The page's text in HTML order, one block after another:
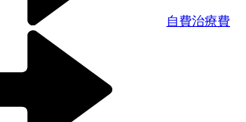
自費治療費